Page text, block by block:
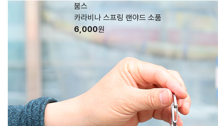
붐스
카라비나 스프링 랜야드 소품
6,000원